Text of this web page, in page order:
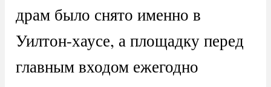
драм было снято именно в
Уилтон-хаусе, а площадку перед
главным входом ежегодно